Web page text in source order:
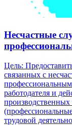
Несчастные
Цель:
связанных с
работодателя и
производственных
трудовой